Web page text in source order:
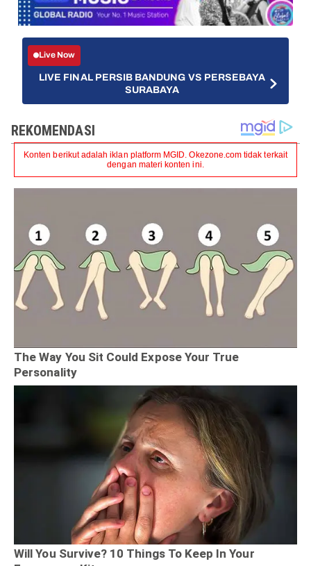
Live Now
LIVE FINAL PERSIB BANDUNG VS PERSEBAYA
SURABAYA